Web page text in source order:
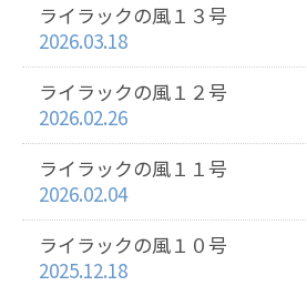
ライラックの風１３号
2026.03.18
ライラックの風１２号
2026.02.26
ライラックの風１１号
2026.02.04
ライラックの風１０号
2025.12.18